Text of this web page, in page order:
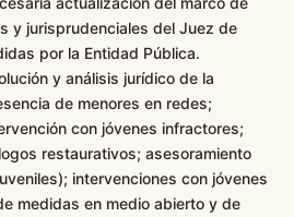
y jurisprudenciales del Juez de
por la Entidad Pública.
y análisis jurídico de la
de menores en redes;
con jóvenes infractores;
restaurativos; asesoramiento
intervenciones con jóvenes
medidas en medio abierto y de